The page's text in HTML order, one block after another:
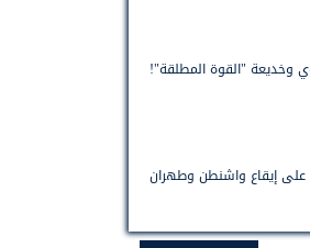
وخديعة "القوة المطلقة"!
على إيقاع واشنطن وطهران